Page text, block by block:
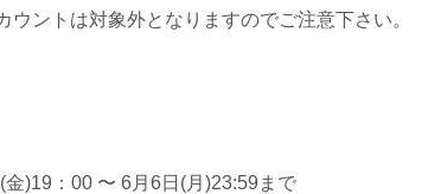
ウントは対象外となりますのでご注意下さい。
)19：00 〜 6月6日(月)23:59まで